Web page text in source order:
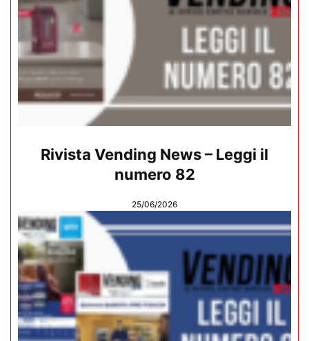
Rivista Vending News – Leggi il
numero 82
25/06/2026